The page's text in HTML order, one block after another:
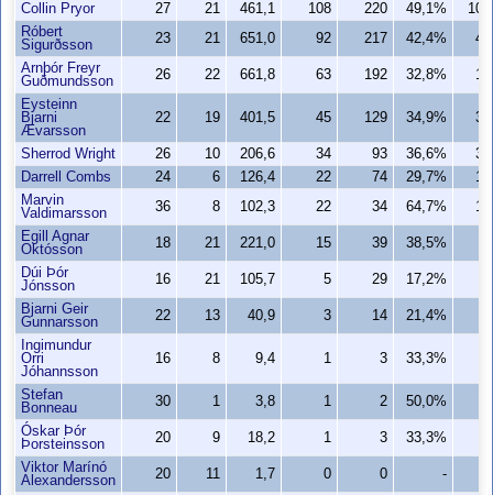
Collin Pryor
27 21 461,1 108 220 49,1%
105
Róbert
Sigurðsson
23 21 651,0 92 217 42,4%
42
Arnþór Freyr
Guðmundsson
26 22 661,8 63 192 32,8%
15
Eysteinn
Bjarni
Ævarsson
22 19 401,5 45 129 34,9% 37
Sherrod Wright 26 10 206,6 34 93 36,6%
32
Darrell Combs
24 6 126,4 22 74 29,7%
12
Marvin
Valdimarsson
36 8 102,3 22 34 64,7%
12
Egill Agnar
Októsson
18 21 221,0 15 39 38,5%
Dúi Þór
Jónsson
16 21 105,7 5 29 17,2%
Bjarni Geir
Gunnarsson
22 13 40,9 3 14 21,4%
Ingimundur
Orri
Jóhannsson
16 8 9,4 1 3 33,3%
Stefan
Bonneau
30 1 3,8 1 2 50,0%
Óskar Þór
Þorsteinsson
20 9 18,2 1 3 33,3%
Viktor Marínó
Alexandersson
20 11 1,7 0 0 -